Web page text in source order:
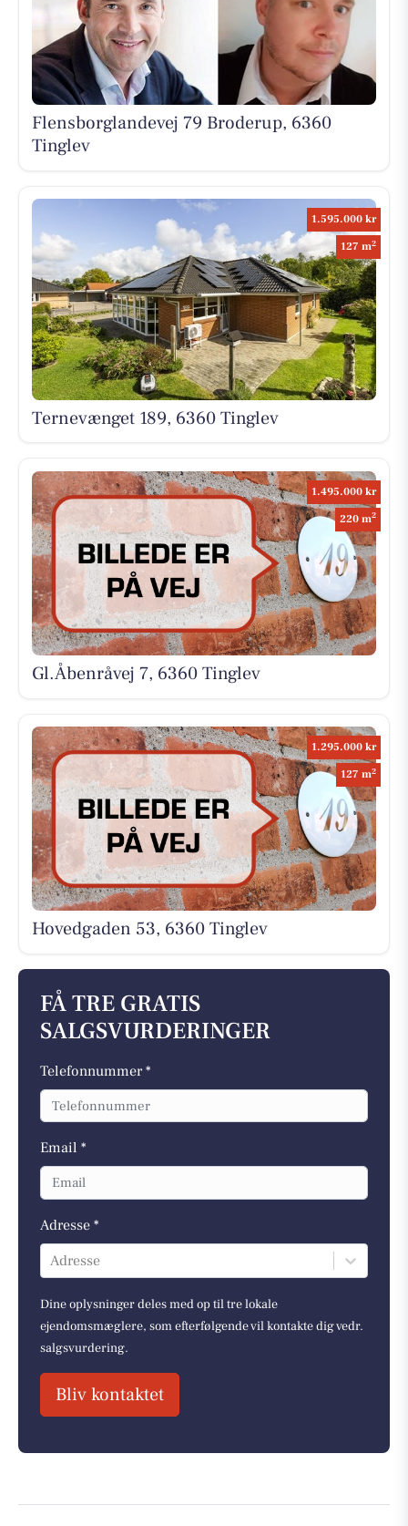
Flensborglandevej 79 Broderup, 6360
Tinglev
1.595.000 kr
127 m2
Ternevænget 189, 6360 Tinglev
1.495.000 kr
220 m2
Gl.Åbenråvej 7, 6360 Tinglev
1.295.000 kr
127 m2
Hovedgaden 53, 6360 Tinglev
FÅ TRE GRATIS
SALGSVURDERINGER
Telefonnummer *
Email *
Adresse *
Adresse
Dine oplysninger deles med op til tre lokale
ejendomsmæglere, som efterfølgende vil kontakte dig vedr.
salgsvurdering.
Bliv kontaktet